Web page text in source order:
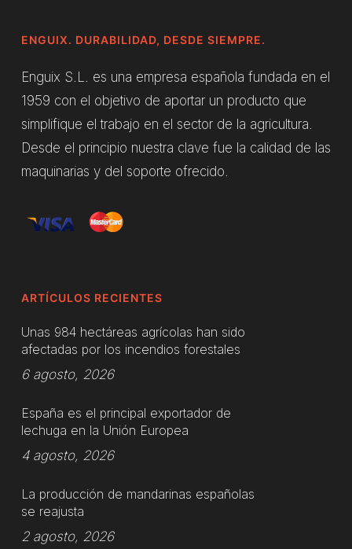
ENGUIX. DURABILIDAD, DESDE SIEMPRE.
Enguix S.L. es una empresa española fundada en el
1959 con el objetivo de aportar un producto que
simplifique el trabajo en el sector de la agricultura.
Desde el principio nuestra clave fue la calidad de las
maquinarias y del soporte ofrecido.
ARTÍCULOS RECIENTES
Unas 984 hectáreas agrícolas han sido
afectadas por los incendios forestales
6 agosto, 2026
España es el principal exportador de
lechuga en la Unión Europea
4 agosto, 2026
La producción de mandarinas españolas
se reajusta
2 agosto, 2026